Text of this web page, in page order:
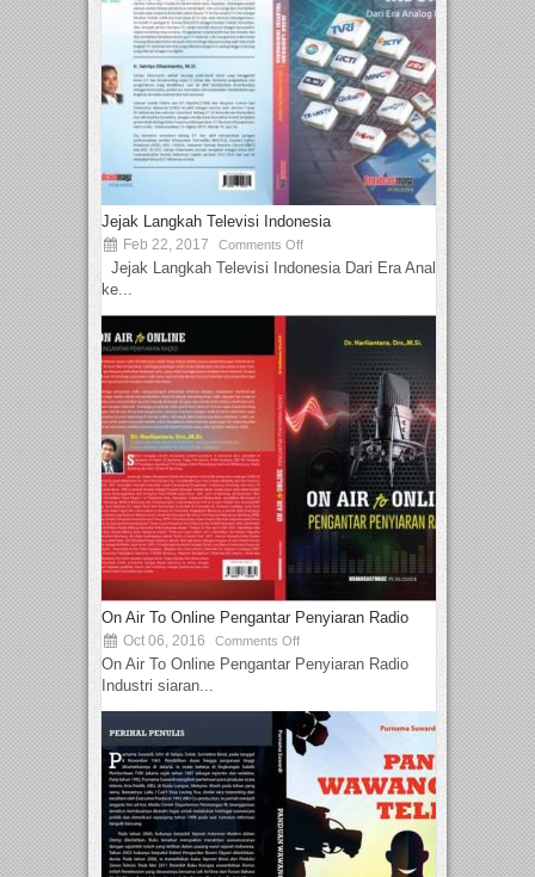
Jejak Langkah Televisi Indonesia
Feb 22, 2017 Comments Off
Jejak Langkah Televisi Indonesia Dari Era Analog
ke...
On Air To Online Pengantar Penyiaran Radio
Oct 06, 2016 Comments Off
On Air To Online Pengantar Penyiaran Radio
Industri siaran...